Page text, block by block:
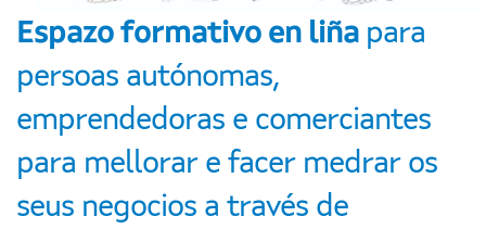
Espazo formativo en liña para
persoas autónomas,
emprendedoras e comerciantes
para mellorar e facer medrar os
seus negocios a través de